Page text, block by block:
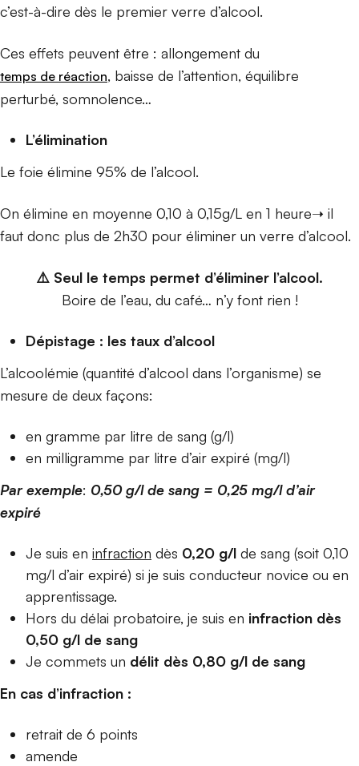
c’est-à-dire dès le premier verre d’alcool.
Ces effets peuvent être : allongement du
temps de réaction, baisse de l’attention, équilibre
perturbé, somnolence…
L’élimination
Le foie élimine 95% de l’alcool.
On élimine en moyenne 0,10 à 0,15g/L en 1 heure➝ il
faut donc plus de 2h30 pour éliminer un verre d’alcool.
⚠️ Seul le temps permet d’éliminer l’alcool.
Boire de l’eau, du café… n’y font rien !
Dépistage : les taux d’alcool
L’alcoolémie (quantité d’alcool dans l’organisme) se
mesure de deux façons:
en gramme par litre de sang (g/l)
en milligramme par litre d’air expiré (mg/l)
Par exemple: 0,50 g/l de sang = 0,25 mg/l d’air
expiré
Je suis en infraction dès 0,20 g/l de sang (soit 0,10
mg/l d’air expiré) si je suis conducteur novice ou en
apprentissage.
Hors du délai probatoire, je suis en infraction dès
0,50 g/l de sang
Je commets un délit dès 0,80 g/l de sang
En cas d’infraction :
retrait de 6 points
amende